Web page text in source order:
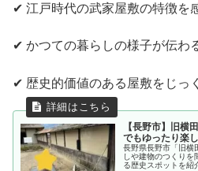
✔ 江戸時代の武家屋敷の特徴を
✔ かつての暮らしの様子が伝わ
✔ 歴史的価値のある屋敷をじっ
【長野市】旧横
でもゆったり楽
長野県長野市「旧横
しや建物のつくりを
る歴史スポットを紹